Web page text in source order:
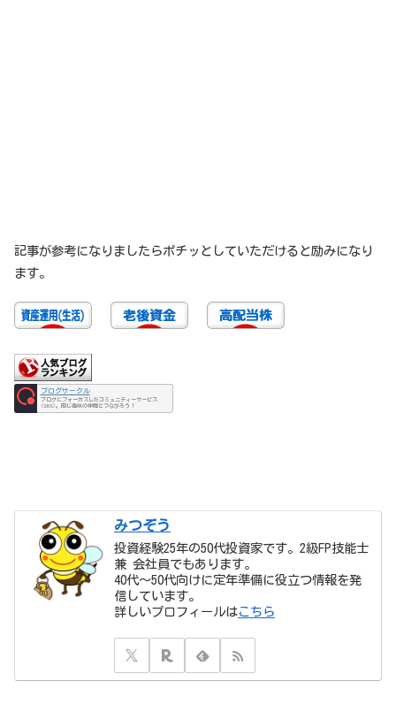
記事が参考になりましたらポチッとしていただけると励みになり
ます。
ブログサークル
ブログにフォーカスしたコミュニティーサービス
(SNS)。同じ趣味の仲間とつながろう！
みつぞう
投資経験25年の50代投資家です。2級FP技能士
兼 会社員でもあります。
40代〜50代向けに定年準備に役立つ情報を発
信しています。
詳しいプロフィールはこちら